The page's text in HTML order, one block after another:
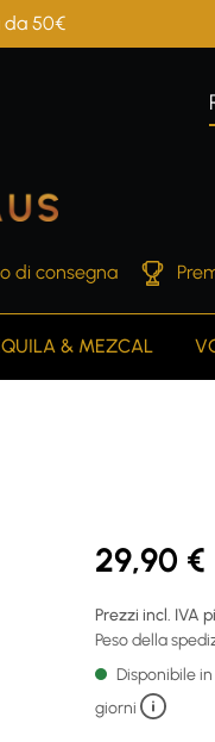
50€
di consegna
& MEZCAL
29,90 €
Prezzi incl. IVA
Peso della
Disponibile
giorni